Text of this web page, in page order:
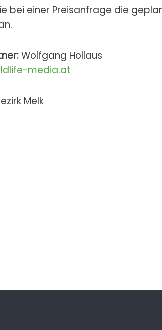
bei einer Preisanfrage die
Wolfgang Hollaus
media.at
Melk